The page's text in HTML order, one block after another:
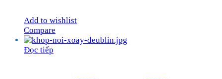
Add to wishlist
Compare
Đọc tiếp